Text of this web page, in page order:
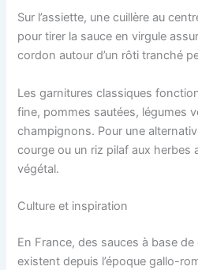
Sur l’assiette, une cuillère au
pour tirer la sauce en virgule
cordon autour d’un rôti tranché
Les garnitures classiques
fine, pommes sautées, légumes
champignons. Pour une
courge ou un riz pilaf aux
végétal.
Culture et inspiration
En France, des sauces à base
existent depuis l’époque gallo-